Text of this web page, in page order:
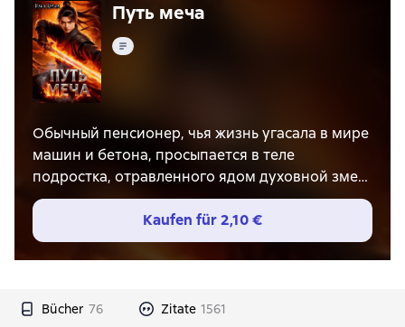
Путь меча
Text
Обычный пенсионер, чья жизнь угасала в мире
машин и бетона, просыпается в теле
подростка, отравленного ядом духовной змеи.
Его прошлое стерто, новая семья бедствует и
находится на грани гибели, а единственный
шанс на выживание – загадочная система
«Юнь Ли», открывающая перед ним Путь
культиваторы, для которых жизнь обычного
Kaufen für2,10 €
Bücher 76 Zitate 1561